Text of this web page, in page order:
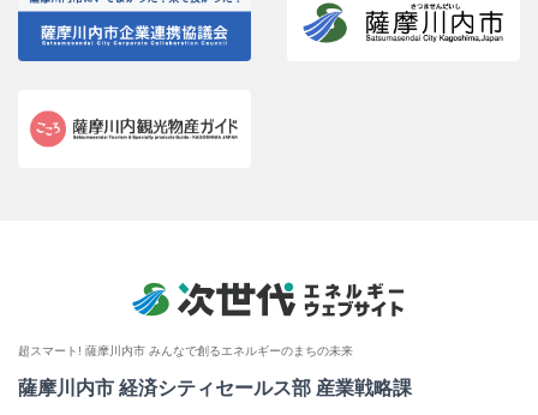
超スマート! 薩摩川内市 みんなで創るエネルギーのまちの未来
薩摩川内市 経済シティセールス部 産業戦略課